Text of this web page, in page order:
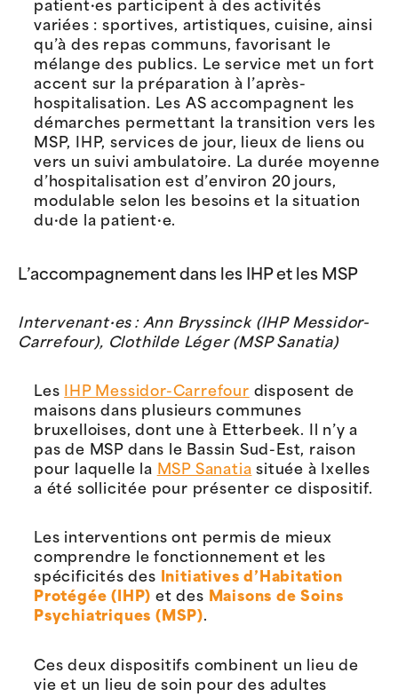
patient·es participent à des activités
variées : sportives, artistiques, cuisine, ainsi
qu’à des repas communs, favorisant le
mélange des publics. Le service met un fort
accent sur la préparation à l’après-
hospitalisation. Les AS accompagnent les
démarches permettant la transition vers les
MSP, IHP, services de jour, lieux de liens ou
vers un suivi ambulatoire. La durée moyenne
d’hospitalisation est d’environ 20 jours,
modulable selon les besoins et la situation
du·de la patient·e.
L’accompagnement dans les IHP et les MSP
Intervenant·es : Ann Bryssinck (IHP Messidor-
Carrefour), Clothilde Léger (MSP Sanatia)
Les IHP Messidor-Carrefour disposent de
maisons dans plusieurs communes
bruxelloises, dont une à Etterbeek. Il n’y a
pas de MSP dans le Bassin Sud-Est, raison
pour laquelle la MSP Sanatia située à Ixelles
a été sollicitée pour présenter ce dispositif.
Les interventions ont permis de mieux
comprendre le fonctionnement et les
spécificités des Initiatives d’Habitation
Protégée (IHP) et des Maisons de Soins
Psychiatriques (MSP).
Ces deux dispositifs combinent un lieu de
vie et un lieu de soin pour des adultes